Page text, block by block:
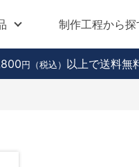
制作工程から探
円（税込） 以上で送料無